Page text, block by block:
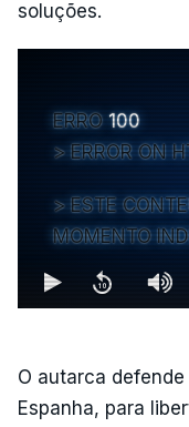
soluções.
ERRO 100
ERROR ON
ESTE
MOMENTO
O autarca
Espanha, para